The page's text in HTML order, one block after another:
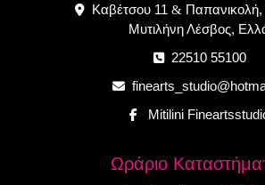
Καβέτσου 11 &
Μυτιλήνη Λέσβος,
22510 55100
Mitilini
Ωράριο